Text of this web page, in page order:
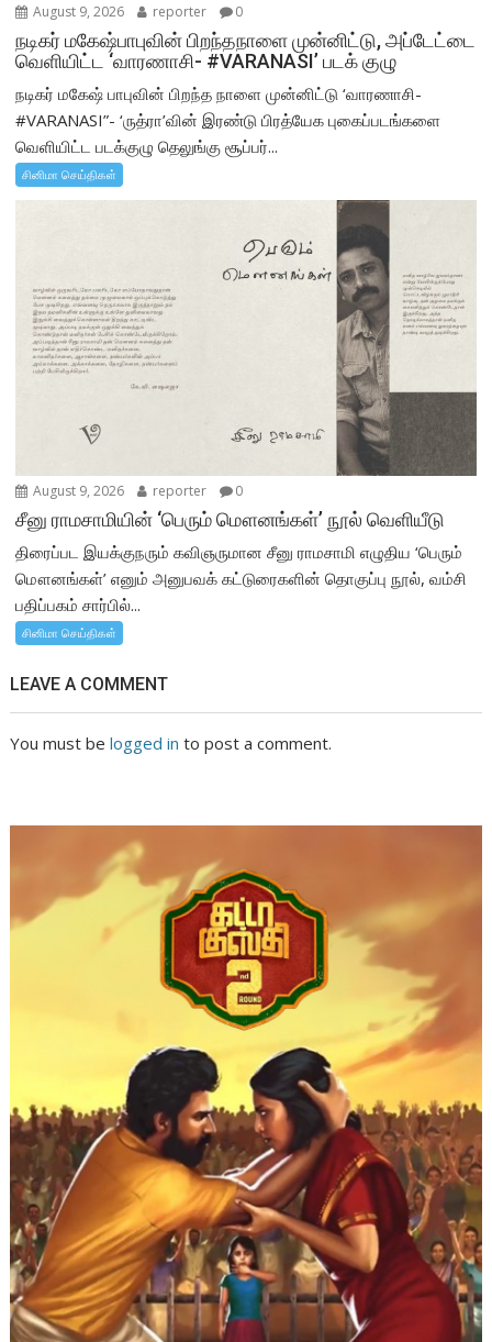
August 9, 2026 reporter 0
நடிகர் மகேஷ்பாபுவின் பிறந்தநாளை முன்னிட்டு, அப்டேட்டை
வெளியிட்ட ‘வாரணாசி- #VARANASI’ படக் குழு
நடிகர் மகேஷ் பாபுவின் பிறந்த நாளை முன்னிட்டு ‘வாரணாசி-
#VARANASI”- ‘ருத்ரா’வின் இரண்டு பிரத்யேக புகைப்படங்களை
வெளியிட்ட படக்குழு தெலுங்கு சூப்பர்...
சினிமா செய்திகள்
August 9, 2026 reporter 0
சீனு ராமசாமியின் ‘பெரும் மௌனங்கள்’ நூல் வெளியீடு
திரைப்பட இயக்குநரும் கவிஞருமான சீனு ராமசாமி எழுதிய ‘பெரும்
மௌனங்கள்’ எனும் அனுபவக் கட்டுரைகளின் தொகுப்பு நூல், வம்சி
பதிப்பகம் சார்பில்...
சினிமா செய்திகள்
LEAVE A COMMENT
You must belogged in to post a comment.